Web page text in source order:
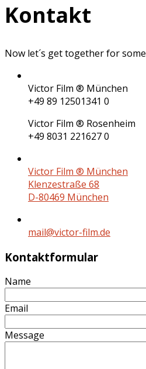
Kontakt
Now let´s get together for some
Victor Film ® München
+49 89 12501341 0
Victor Film ® Rosenheim
+49 8031 221627 0
Victor Film ® München
Klenzestraße 68
D-80469 München
mail@victor-film.de
Kontaktformular
Name
Email
Message